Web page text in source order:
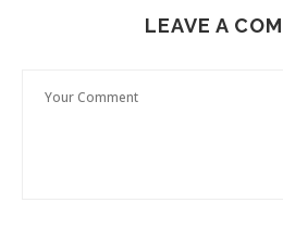
LEAVE A